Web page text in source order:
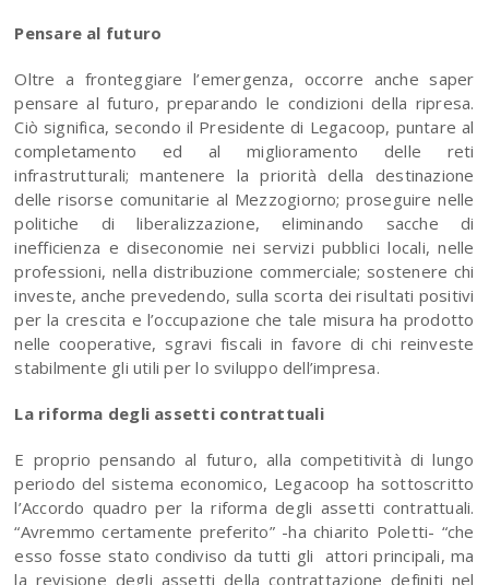
Pensare al futuro
Oltre a fronteggiare l’emergenza, occorre anche saper
pensare al futuro, preparando le condizioni della ripresa.
Ciò significa, secondo il Presidente di Legacoop, puntare al
completamento ed al miglioramento delle reti
infrastrutturali; mantenere la priorità della destinazione
delle risorse comunitarie al Mezzogiorno; proseguire nelle
politiche di liberalizzazione, eliminando sacche di
inefficienza e diseconomie nei servizi pubblici locali, nelle
professioni, nella distribuzione commerciale; sostenere chi
investe, anche prevedendo, sulla scorta dei risultati positivi
per la crescita e l’occupazione che tale misura ha prodotto
nelle cooperative, sgravi fiscali in favore di chi reinveste
stabilmente gli utili per lo sviluppo dell’impresa.
La riforma degli assetti contrattuali
E proprio pensando al futuro, alla competitività di lungo
periodo del sistema economico, Legacoop ha sottoscritto
l’Accordo quadro per la riforma degli assetti contrattuali.
“Avremmo certamente preferito” -ha chiarito Poletti- “che
esso fosse stato condiviso da tutti gli attori principali, ma
la revisione degli assetti della contrattazione definiti nel